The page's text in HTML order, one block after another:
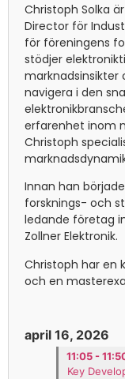
Christoph Solka
Director för
för föreningens
stödjer
navigera i den
erfarenhet inom
Christoph
Innan han
forsknings- och
ledande företag
Zollner Elektronik.
Christoph har en
och en
april 16, 2026
11:05 -
Key